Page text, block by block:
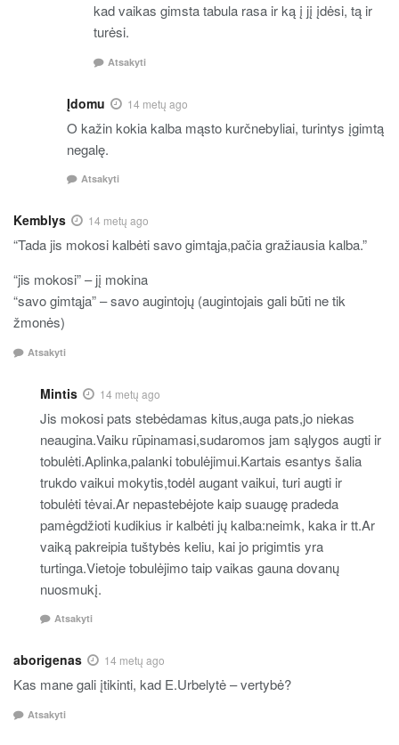
kad vaikas gimsta tabula rasa ir ką į jį įdėsi, tą ir
turėsi.
Atsakyti
Įdomu 14 metų ago
O kažin kokia kalba mąsto kurčnebyliai, turintys įgimtą
negalę.
Atsakyti
Kemblys 14 metų ago
“Tada jis mokosi kalbėti savo gimtąja,pačia gražiausia kalba.”
“jis mokosi” – jį mokina
“savo gimtąja” – savo augintojų (augintojais gali būti ne tik
žmonės)
Atsakyti
Mintis 14 metų ago
Jis mokosi pats stebėdamas kitus,auga pats,jo niekas
neaugina.Vaiku rūpinamasi,sudaromos jam sąlygos augti ir
tobulėti.Aplinka,palanki tobulėjimui.Kartais esantys šalia
trukdo vaikui mokytis,todėl augant vaikui, turi augti ir
tobulėti tėvai.Ar nepastebėjote kaip suaugę pradeda
pamėgdžioti kudikius ir kalbėti jų kalba:neimk, kaka ir tt.Ar
vaiką pakreipia tuštybės keliu, kai jo prigimtis yra
turtinga.Vietoje tobulėjimo taip vaikas gauna dovanų
nuosmukį.
Atsakyti
aborigenas 14 metų ago
Kas mane gali įtikinti, kad E.Urbelytė – vertybė?
Atsakyti